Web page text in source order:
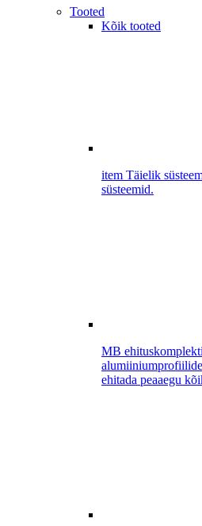
Tooted
Kõik tooted
item Täielik
süsteemid.
MB
ehitada peaaegu